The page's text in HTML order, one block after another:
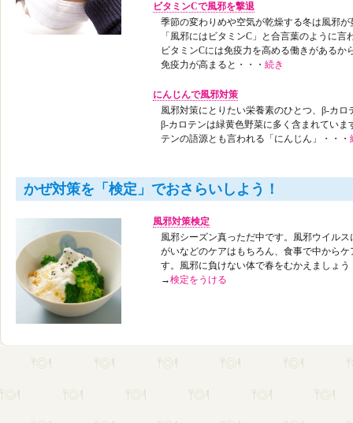
ビタミンCで風邪を撃退
季節の変わりめや空気が乾燥する冬は風邪
「風邪にはビタミンC」と合言葉のように
ビタミンCには免疫力を高める働きがあるか
免疫力が高まると・・・ 続き
にんじんで風邪対策
風邪対策にとりたい栄養素のひとつ、β-カロ
β-カロテンは緑黄色野菜に多く含まれていま
テンの語源とも言われる「にんじん」・・・
かぜ対策を「検定」でおさらいしよう！
風邪対策検定
風邪シーズン真っただ中です。風邪ウイル
がいなどのケアはもちろん、食事で中から
す。風邪に負けない体で春をむかえましょう
→検定をうける